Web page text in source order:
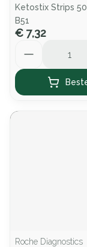
Ketostix Strips
B51
€ 7,32
Roche Diagnostics